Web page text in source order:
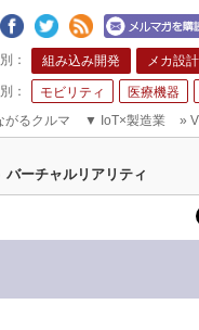
組み込み開発 メカ設計
モビリティ
医療機器
がるクルマ ▼ IoT×製造業 »
バーチャルリアリティ